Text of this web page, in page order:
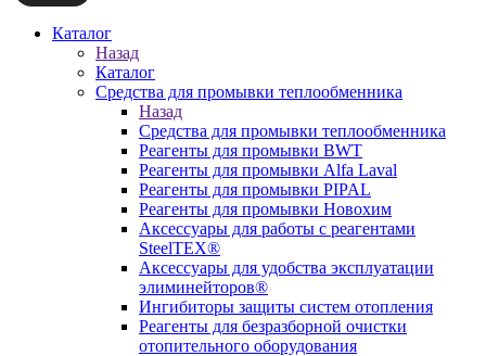
Каталог
Назад
Каталог
Средства для промывки теплообменника
Назад
Средства для промывки теплообменника
Реагенты для промывки BWT
Реагенты для промывки Alfa Laval
Реагенты для промывки PIPAL
Реагенты для промывки Новохим
Аксессуары для работы с реагентами
SteelTEX®
Аксессуары для удобства эксплуатации
элиминейторов®
Ингибиторы защиты систем отопления
Реагенты для безразборной очистки
отопительного оборудования